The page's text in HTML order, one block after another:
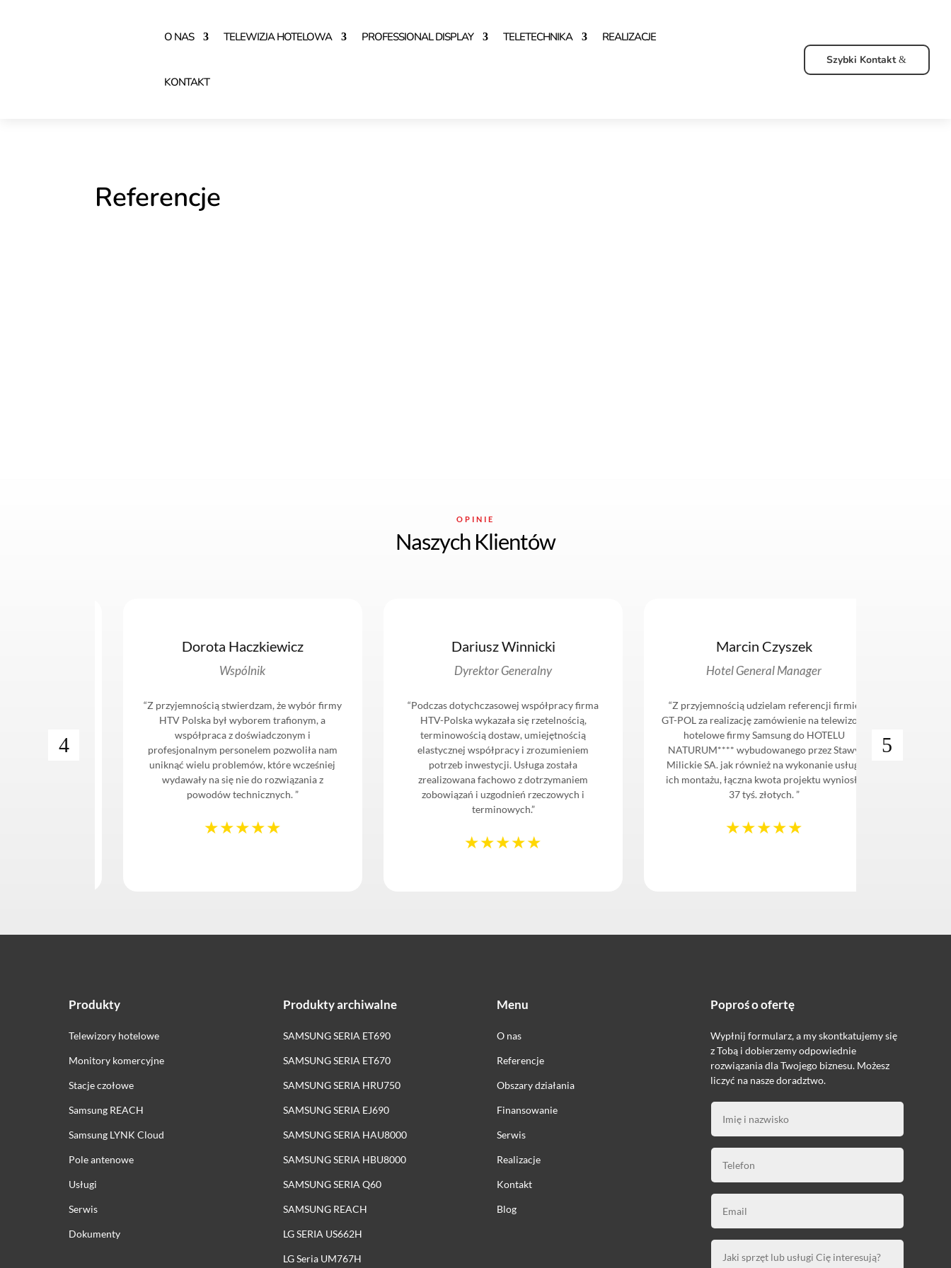
O NAS TELEWIZJA HOTELOWA PROFESSIONAL DISPLAY TELETECHNIKA REALIZACJE
KONTAKT
Szybki Kontakt
Referencje
OPINIE
Naszych Klientów
Dorota Haczkiewicz
Wspólnik
“Z przyjemnością stwierdzam, że wybór firmy
HTV Polska był wyborem trafionym, a
współpraca z doświadczonym i
profesjonalnym personelem pozwoliła nam
uniknąć wielu problemów, które wcześniej
wydawały na się nie do rozwiązania z
powodów technicznych. ”
Dariusz Winnicki
Dyrektor Generalny
“Podczas dotychczasowej współpracy firma
HTV-Polska wykazała się rzetelnością,
terminowością dostaw, umiejętnością
elastycznej współpracy i zrozumieniem
potrzeb inwestycji. Usługa została
zrealizowana fachowo z dotrzymaniem
zobowiązań i uzgodnień rzeczowych i
terminowych.”
Marcin Czyszek
Hotel General Manager
“Z przyjemnością udzielam referencji firmie
GT-POL za realizację zamówienie na telewizory
hotelowe firmy Samsung do HOTELU
NATURUM**** wybudowanego przez Stawy
Milickie SA. jak również na wykonanie usługi
ich montażu, łączna kwota projektu wyniosła
37 tyś. złotych. ”
Produkty
Telewizory hotelowe
Monitory komercyjne
Stacje czołowe
Samsung REACH
Samsung LYNK Cloud
Pole antenowe
Usługi
Serwis
Dokumenty
Produkty archiwalne
SAMSUNG SERIA ET690
SAMSUNG SERIA ET670
SAMSUNG SERIA HRU750
SAMSUNG SERIA EJ690
SAMSUNG SERIA HAU8000
SAMSUNG SERIA HBU8000
SAMSUNG SERIA Q60
SAMSUNG REACH
LG SERIA US662H
LG Seria UM767H
Menu
O nas
Referencje
Obszary działania
Finansowanie
Serwis
Realizacje
Kontakt
Blog
Poproś o ofertę
Wypłnij formularz, a my skontkatujemy się
z Tobą i dobierzemy odpowiednie
rozwiązania dla Twojego biznesu. Możesz
liczyć na nasze doradztwo.